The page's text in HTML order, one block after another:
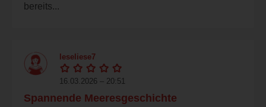
bereits...
leseliese7
16.03.2026 – 20:51
Spannende Meeresgeschichte